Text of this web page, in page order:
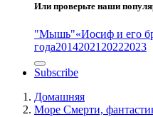
Или проверьте наши
"Мышь"«Иосиф и его
года2014202120222023
Subscribe
Домашняя
Море Смерти,